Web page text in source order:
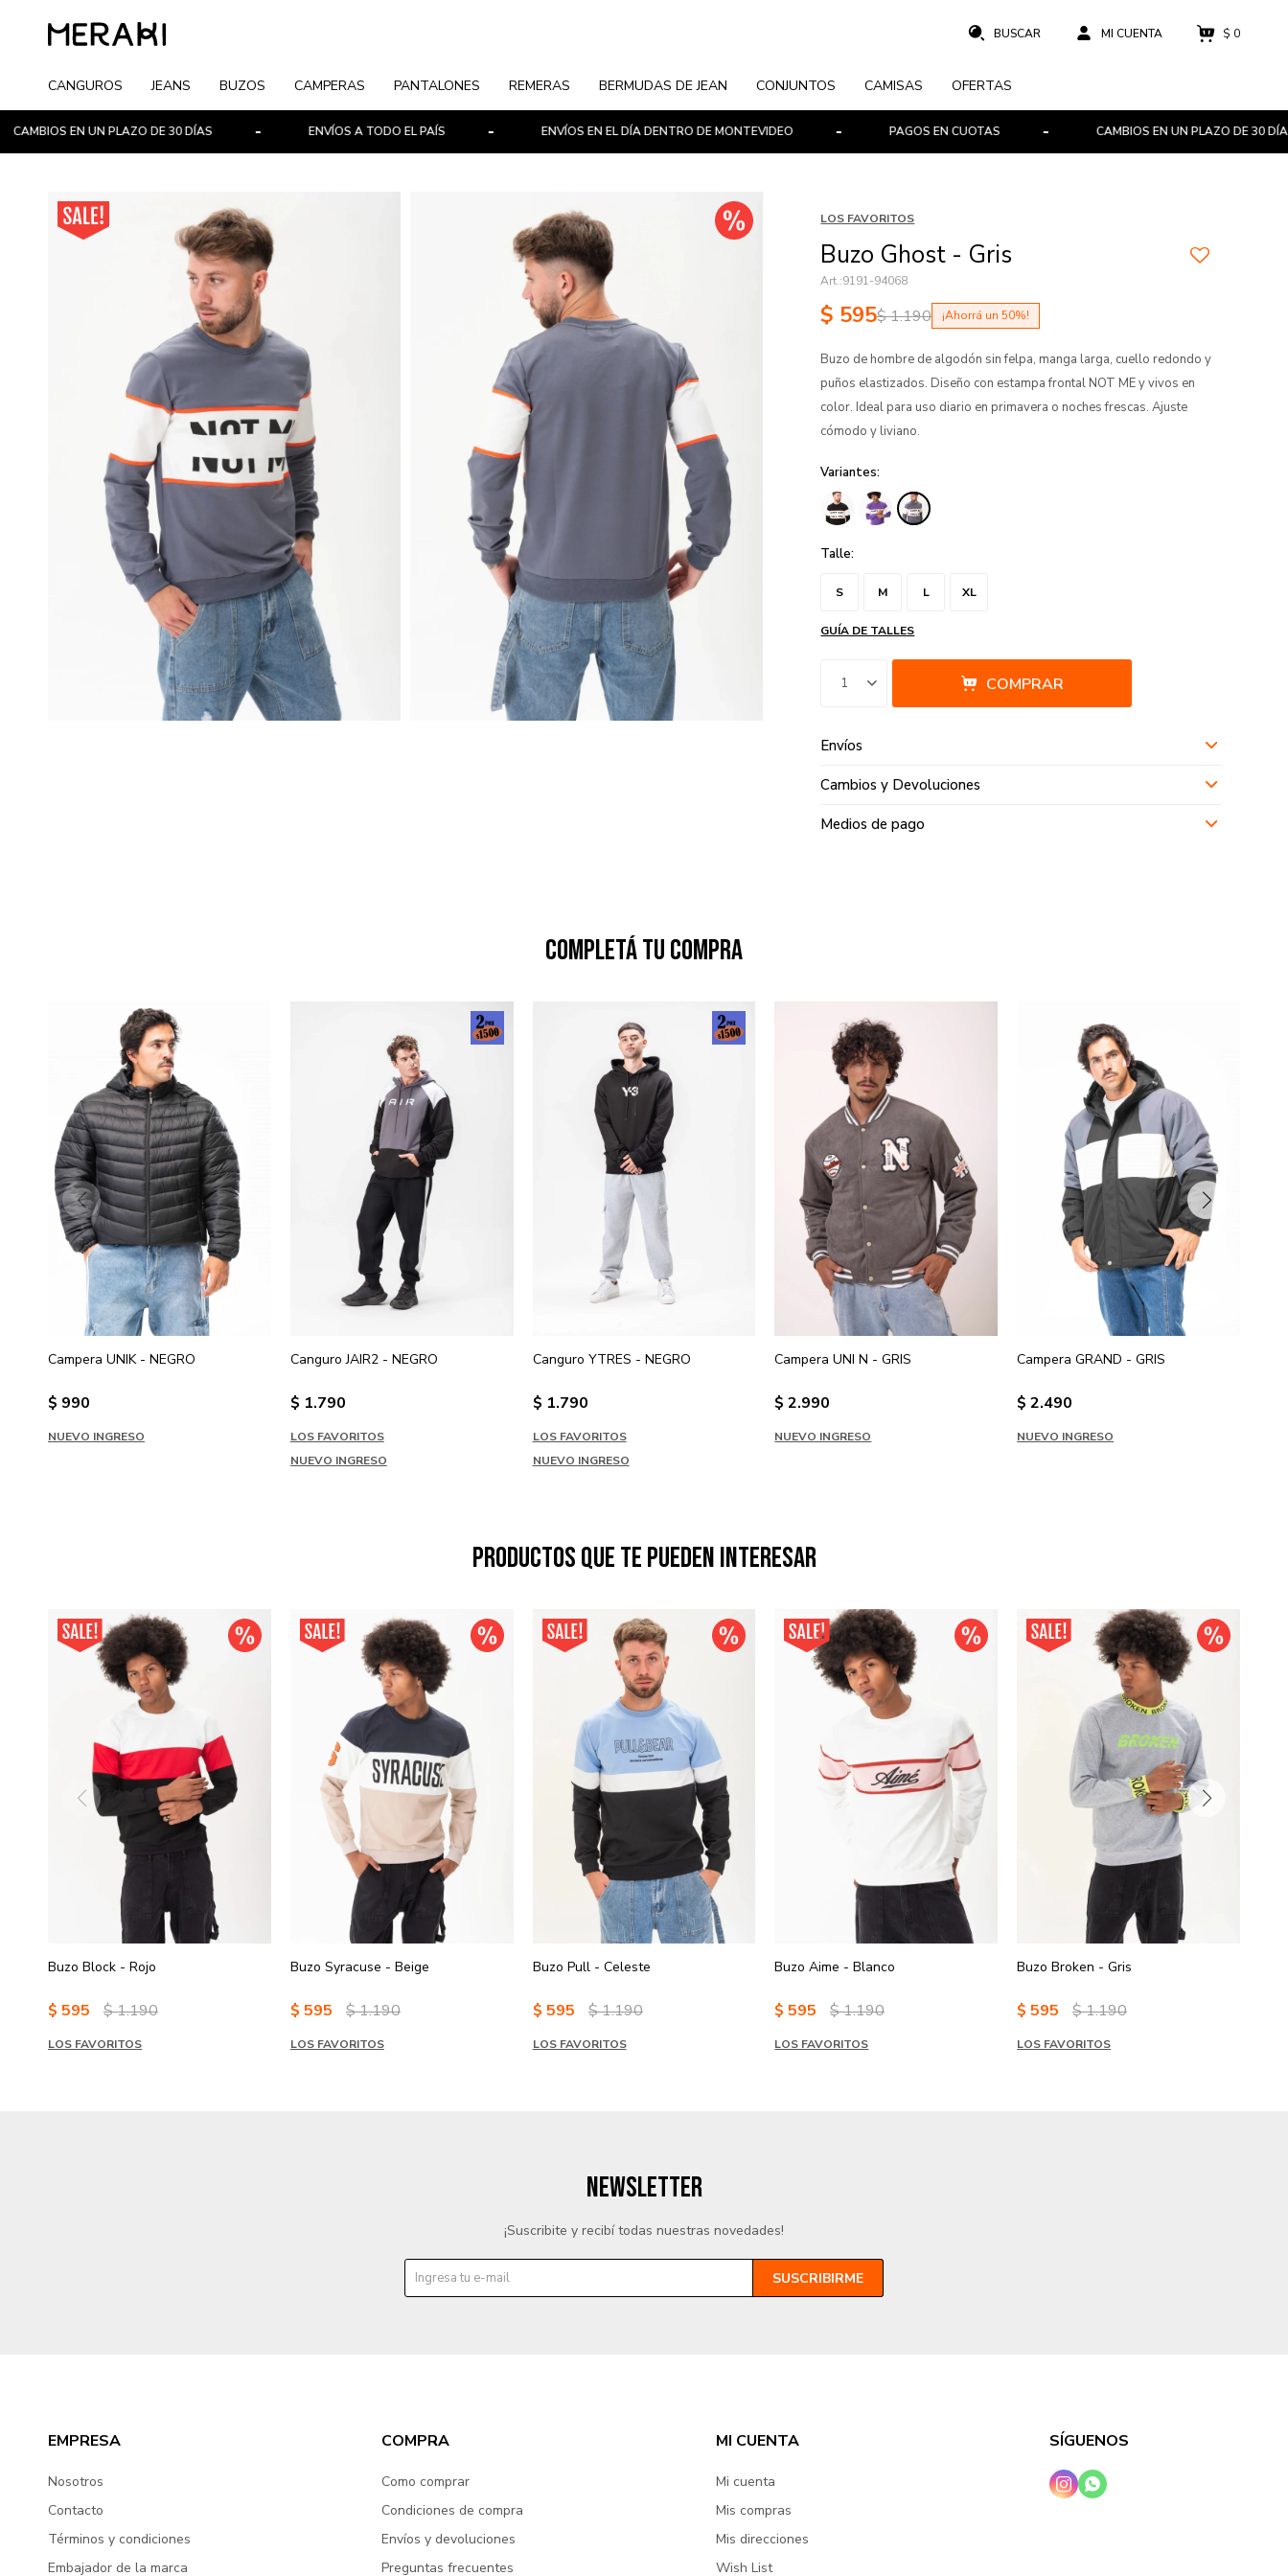
CANGUROS JEANS BUZOS CAMPERAS PANTALONES REMERAS BERMUDAS DE JEAN CONJUNTOS CAMISAS OFERTAS
$ 0
EN UN PLAZO DE 30 DÍAS ENVÍOS A TODO EL PAÍS ENVÍOS EN EL DÍA DENTRO DE MONTEVIDEO PAGOS EN CUOTAS CAMBIOS EN UN PLAZO DE 30 DÍAS
LOS FAVORITOS
Buzo Ghost - Gris
9191-94068
$ 595$1.190 50
Buzo de hombre de algodón sin felpa, manga larga, cuello redondo y
puños elastizados. Diseño con estampa frontal NOT ME y vivos en
color. Ideal para uso diario en primavera o noches frescas. Ajuste
cómodo y liviano.
Variantes:
Talle:
S M L XL
GUÍA DE TALLES
1 COMPRAR
Envíos
Cambios y Devoluciones
Medios de pago
Completá tu compra
Campera UNIK - NEGRO
$ 990
NUEVO INGRESO
Canguro JAIR2 - NEGRO
$ 1.790
LOS FAVORITOS
NUEVO INGRESO
Canguro YTRES - NEGRO
$ 1.790
LOS FAVORITOS
NUEVO INGRESO
Campera UNI N - GRIS
$ 2.990
NUEVO INGRESO
Campera GRAND - GRIS
$ 2.490
NUEVO INGRESO
Productos que te pueden interesar
Buzo Block - Rojo
$ 595 $1.190
LOS FAVORITOS
Buzo Syracuse - Beige
$ 595 $1.190
LOS FAVORITOS
Buzo Pull - Celeste
$ 595 $1.190
LOS FAVORITOS
Buzo Aime - Blanco
$ 595 $1.190
LOS FAVORITOS
Buzo Broken - Gris
$ 595 $1.190
LOS FAVORITOS
EMPRESA
Nosotros
Contacto
Términos y condiciones
Embajador de la marca
COMPRA
Como comprar
Condiciones de compra
Envíos y devoluciones
Preguntas frecuentes
MI CUENTA
Mi cuenta
Mis compras
Mis direcciones
Wish List
SÍGUENOS
 
NEWSLETTER
¡Suscribite y recibí todas nuestras novedades!
SUSCRIBIRME